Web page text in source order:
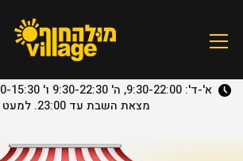
מצאת השבת עד 23:00. למעט יוחננוף